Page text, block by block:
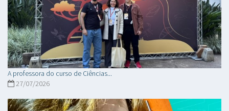
A professora do curso de Ciências...
27/07/2026